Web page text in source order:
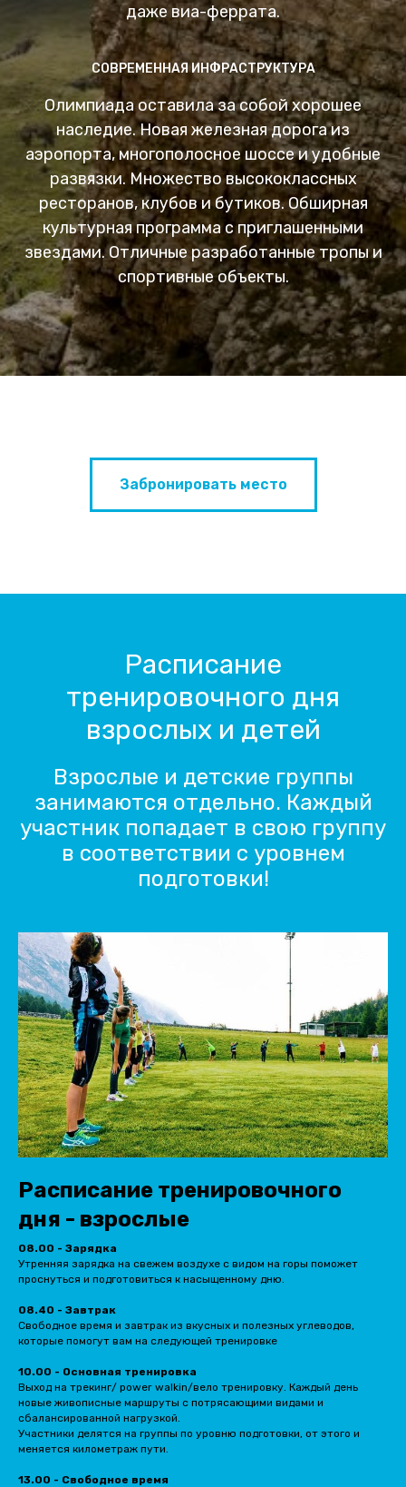
даже виа-феррата.
СОВРЕМЕННАЯ ИНФРАСТРУКТУРА
Олимпиада оставила за собой хорошее
наследие. Новая железная дорога из
аэропорта, многополосное шоссе и удобные
развязки. Множество высококлассных
ресторанов, клубов и бутиков. Обширная
культурная программа с приглашенными
звездами. Отличные разработанные тропы и
спортивные объекты.
Забронировать место
Расписание
тренировочного дня
взрослых и детей
Взрослые и детские группы
занимаются отдельно. Каждый
участник попадает в свою группу
в соответствии с уровнем
подготовки!
Расписание тренировочного
дня - взрослые
08.00 - Зарядка
Утренняя зарядка на свежем воздухе с видом на горы поможет
проснуться и подготовиться к насыщенному дню.
08.40 - Завтрак
Свободное время и завтрак из вкусных и полезных углеводов,
которые помогут вам на следующей тренировке
10.00 - Основная тренировка
Выход на трекинг/ power walkin/вело тренировку. Каждый день
новые живописные маршруты с потрясающими видами и
сбалансированной нагрузкой.
Участники делятся на группы по уровню подготовки, от этого и
меняется километраж пути.
13.00 - Свободное время